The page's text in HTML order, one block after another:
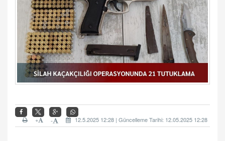
12.5.2025 12:28 | Güncelleme Tarihi: 12.05.2025 12:28
-
+